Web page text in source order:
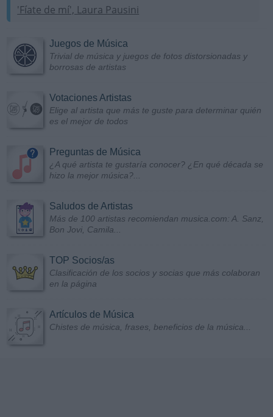
'Fíate de mí', Laura Pausini
Juegos de Música
Trivial de música y juegos de fotos distorsionadas y
borrosas de artistas
Votaciones Artistas
Elige al artista que más te guste para determinar quién
es el mejor de todos
Preguntas de Música
¿A qué artista te gustaría conocer? ¿En qué década se
hizo la mejor música?...
Saludos de Artistas
Más de 100 artistas recomiendan musica.com: A. Sanz,
Bon Jovi, Camila...
TOP Socios/as
Clasificación de los socios y socias que más colaboran
en la página
Artículos de Música
Chistes de música, frases, beneficios de la música...